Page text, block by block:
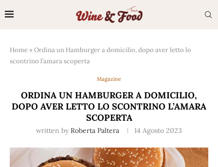
Home »Ordina un Hamburger a domicilio, dopo aver letto lo
scontrino l’amara scoperta
Magazine
ORDINA UN HAMBURGER A DOMICILIO,
DOPO AVER LETTO LO SCONTRINO L’AMARA
SCOPERTA
written by Roberta Paltera 14 Agosto 2023